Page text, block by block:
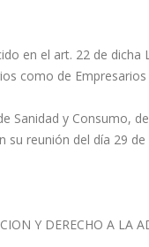
en el art. 22 de
como de
Sanidad y Consumo,
su reunión del día 29
Y DERECHO A LA